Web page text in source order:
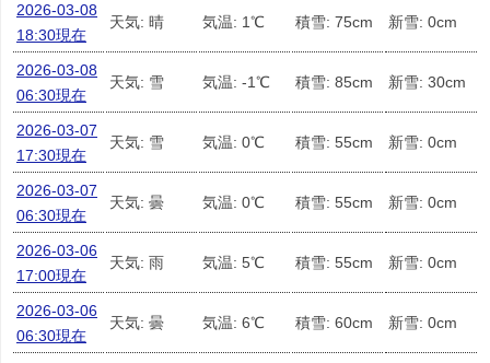
2026-03-08
18:30現在
天気: 晴 気温: 1℃ 積雪: 75cm 新雪: 0cm
2026-03-08
06:30現在
天気: 雪 気温: -1℃ 積雪: 85cm 新雪: 30cm
2026-03-07
17:30現在
天気: 雪 気温: 0℃ 積雪: 55cm 新雪: 0cm
2026-03-07
06:30現在
天気: 曇 気温: 0℃ 積雪: 55cm 新雪: 0cm
2026-03-06
17:00現在
天気: 雨 気温: 5℃ 積雪: 55cm 新雪: 0cm
2026-03-06
06:30現在
天気: 曇 気温: 6℃ 積雪: 60cm 新雪: 0cm